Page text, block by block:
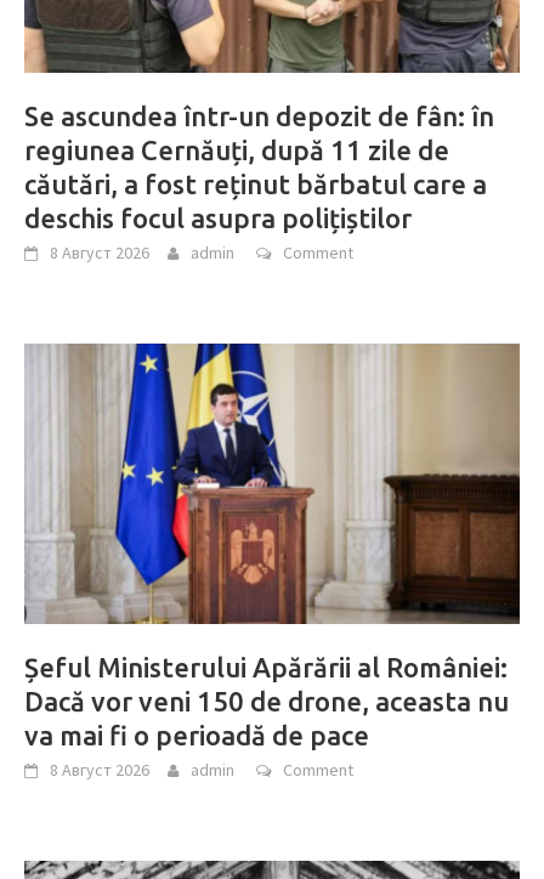
Se ascundea într-un depozit de fân: în
regiunea Cernăuți, după 11 zile de
căutări, a fost reținut bărbatul care a
deschis focul asupra polițiștilor
8 Август 2026 admin Comment
Șeful Ministerului Apărării al României:
Dacă vor veni 150 de drone, aceasta nu
va mai fi o perioadă de pace
8 Август 2026 admin Comment